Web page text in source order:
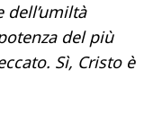
dell’umiltà
del più
Sì, Cristo è